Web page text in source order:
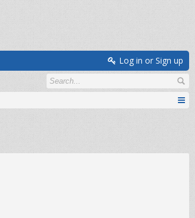
Log in or Sign up